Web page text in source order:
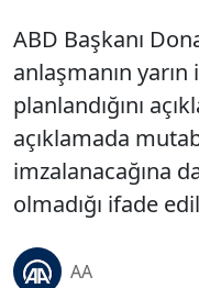
ABD Başkanı
anlaşmanın yarın
planlandığını
açıklamada
imzalanacağına
olmadığı ifade
AA